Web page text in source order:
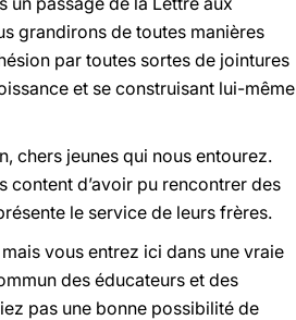
grandirons de toutes manières
par toutes sortes de jointures
et se construisant lui-même
chers jeunes qui nous entourez.
content d’avoir pu rencontrer des
le service de leurs frères.
vous entrez ici dans une vraie
des éducateurs et des
pas une bonne possibilité de